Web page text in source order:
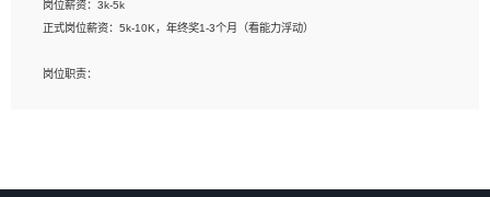
标志及吉祥物设计，效果图后期处理等。
1、艺术设计类相关专业；（其中需求分析顾问不限专业）
岗位薪资：3k-5k
正式岗位薪资：5k-10K，年终奖1-3个月（看能力浮动）
岗位职责：